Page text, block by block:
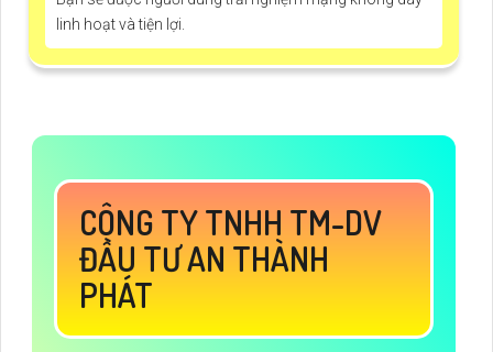
linh hoạt và tiện lợi.
CÔNG TY TNHH TM-DV
ĐẦU TƯ AN THÀNH
PHÁT